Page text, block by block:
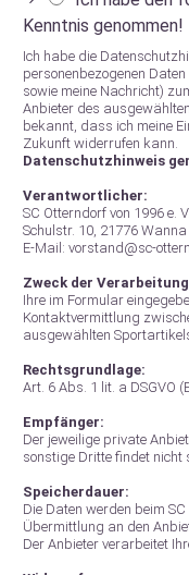
Kenntnis genommen!
Ich habe die
personenbezogenen
sowie meine Nachricht)
Anbieter des
bekannt, dass ich meine
Zukunft widerrufen kann.
Datenschutzhinweis
Verantwortlicher:
SC Otterndorf von 1996 e. V.
Schulstr. 10, 21776 Wanna
E-Mail: vorstand@sc-
Zweck der
Ihre im Formular
Kontaktvermittlung
ausgewählten
Rechtsgrundlage:
Art. 6 Abs. 1 lit. a DSGVO
Empfänger:
Der jeweilige private
sonstige Dritte findet nicht
Speicherdauer:
Die Daten werden beim
Übermittlung an den
Der Anbieter verarbeitet